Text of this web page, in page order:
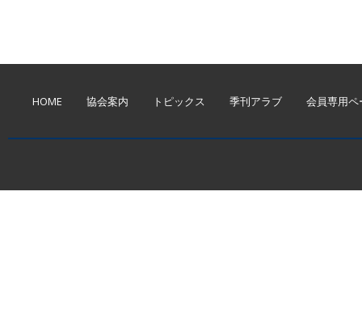
HOME 協会案内 トピックス 季刊アラブ 会員専用ペ